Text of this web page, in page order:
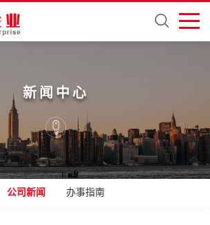
新闻中心
公司新闻 办事指南